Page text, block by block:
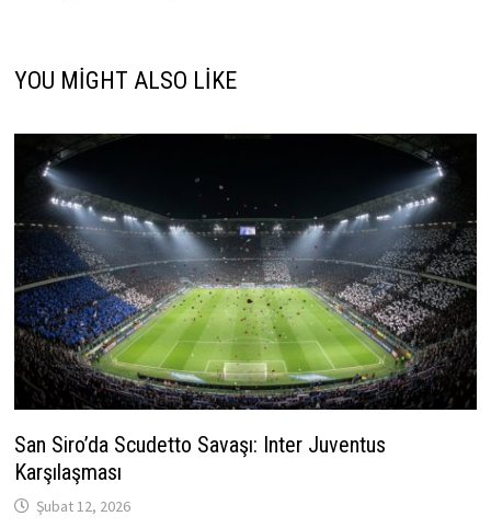
YOU MIGHT ALSO LIKE
San Siro’da Scudetto Savaşı: Inter Juventus
Karşılaşması
Şubat 12, 2026